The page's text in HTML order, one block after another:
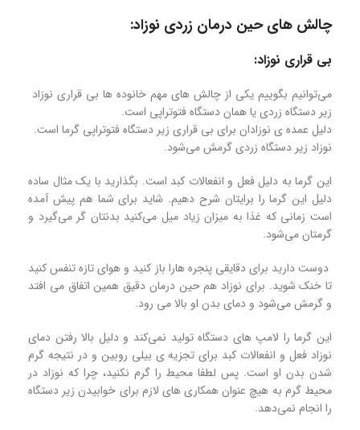
چالش های حین درمان زردی نوزاد:
بی قراری نوزاد:
می‌توانیم بگوییم یکی از چالش های مهم خانوده ها بی قراری نوزاد
زیر دستگاه زردی یا همان دستگاه فتوتراپی است.
دلیل عمده ی نوزادان برای بی قراری زیر دستگاه فتوتراپی گرما است.
نوزاد زیر دستگاه زردی گرمش می‌شود.
این گرما به دلیل فعل و انفعالات کبد است. بگذارید با یک مثال ساده
دلیل این گرما را برایتان شرح دهیم. شاید برای شما هم پیش آمده
است زمانی که غذا به میزان زیاد میل می‌کنید بدنتان گر می‌گیرد و
گرمتان می‌شود.
دوست دارید برای دقایقی پنجره هارا باز کنید و هوای تازه تنفس کنید
تا خنک شوید. برای نوزاد هم حین درمان دقیق همین اتفاق می افتد
و گرمش می‌شود و دمای بدن او بالا می رود.
این گرما را لامپ های دستگاه تولید نمی‌کند و دلیل بالا رفتن دمای
نوزاد فعل و انفعالات کبد برای تجزیه ی بیلی روبین و در نتیجه گرم
شدن بدن او است. پس لطفا محیط را گرم نکنید، چرا که نوزاد در
محیط گرم به هیچ عنوان همکاری های لازم برای خوابیدن زیر دستگاه
را انجام نمی‌دهد.